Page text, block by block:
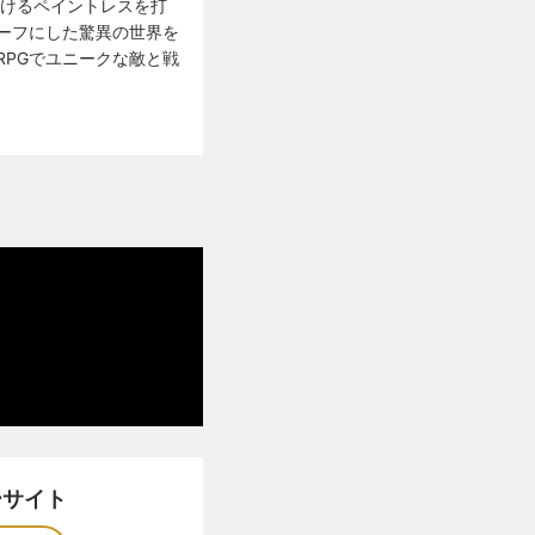
いる。「抹消」だ
へ向かうらしい。
空に浮かんでいた
まる」
、数字が「34」か
。だが、消えるの
たちは、まるでそ
るペイントレスを打
フにした驚異の世界を
でユニークな敵と戦
イト